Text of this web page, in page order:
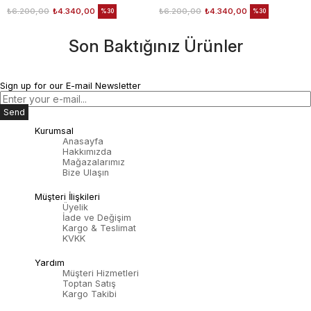
₺4.340,00
₺6.200,00 %30 ₺4.340,00
₺6.200,00 %30
Son Baktığınız Ürünler
Sign up for our E-mail Newsletter
Send
Kurumsal
Anasayfa
Hakkımızda
Mağazalarımız
Bize Ulaşın
Müşteri İlişkileri
Üyelik
İade ve Değişim
Kargo & Teslimat
KVKK
Yardım
Müşteri Hizmetleri
Toptan Satış
Kargo Takibi